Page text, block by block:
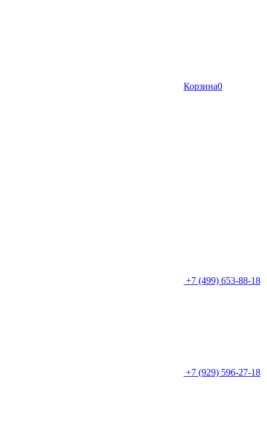
Корзина0
+7 (499) 653-88-18
+7 (929) 596-27-18